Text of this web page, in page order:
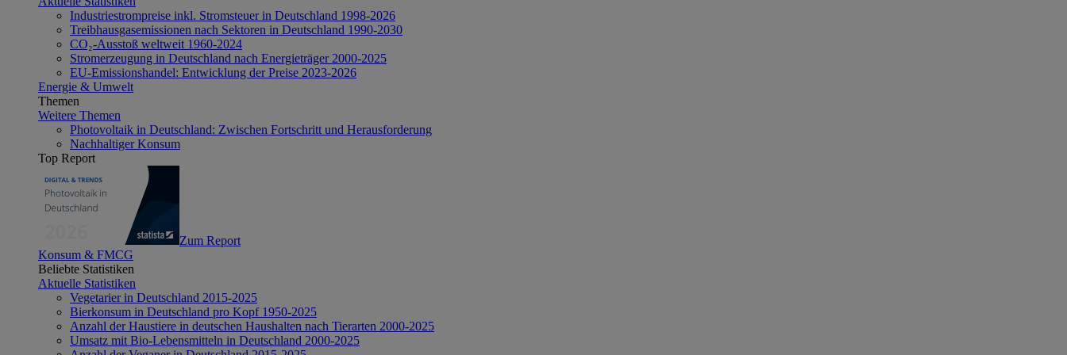
Industriestrompreise inkl. Stromsteuer in Deutschland 1998-2026
Treibhausgasemissionen nach Sektoren in Deutschland 1990-2030
CO₂-Ausstoß weltweit 1960-2024
Stromerzeugung in Deutschland nach Energieträger 2000-2025
EU-Emissionshandel: Entwicklung der Preise 2023-2026
Energie & Umwelt
Themen
Weitere Themen
Photovoltaik in Deutschland: Zwischen Fortschritt und Herausforderung
Nachhaltiger Konsum
Top Report
Zum Report
Konsum & FMCG
Beliebte Statistiken
Aktuelle Statistiken
Vegetarier in Deutschland 2015-2025
Bierkonsum in Deutschland pro Kopf 1950-2025
Anzahl der Haustiere in deutschen Haushalten nach Tierarten 2000-2025
Umsatz mit Bio-Lebensmitteln in Deutschland 2000-2025